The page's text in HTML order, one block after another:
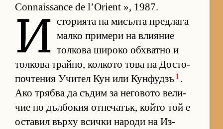
Connaissance de l’Orient », 1987.
И с­то­ри­ята на ми­сълта пред­лага
малко при­мери на вли­я­ние
тол­кова ши­роко об­х­ватно и
тол­кова трай­но, кол­кото това на Дос­то­
поч­те­ния Учи­тел Кун или Кун­фу­дзъ1 .
Ако трябва да съ­дим за не­го­вото ве­ли­
чие по дъл­бо­кия от­пе­ча­тък, който той е
ос­та­вил върху всички на­роди на Из­